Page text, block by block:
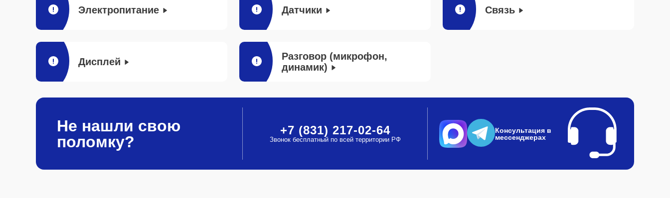
Электропитание Датчики Связь
Дисплей
Разговор (микрофон,
динамик)
Не нашли свою
поломку?
+7 (831) 217-02-64
Звонок бесплатный по всей территории РФ
Консультация в
мессенджерах